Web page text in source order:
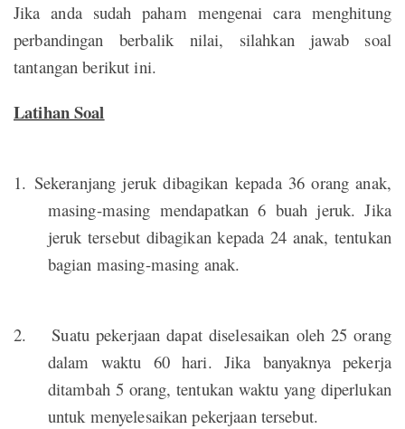
Jika anda sudah paham mengenai cara menghitung
perbandingan berbalik nilai, silahkan jawab soal
tantangan berikut ini.
Latihan Soal
1. Sekeranjang jeruk dibagikan kepada 36 orang anak,
masing-masing mendapatkan 6 buah jeruk. Jika
jeruk tersebut dibagikan kepada 24 anak, tentukan
bagian masing-masing anak.
2.
Suatu pekerjaan dapat diselesaikan oleh 25 orang
dalam waktu 60 hari. Jika banyaknya pekerja
ditambah 5 orang, tentukan waktu yang diperlukan
untuk menyelesaikan pekerjaan tersebut.